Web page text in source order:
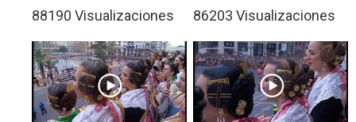
88190 Visualizaciones 86203 Visualizaciones